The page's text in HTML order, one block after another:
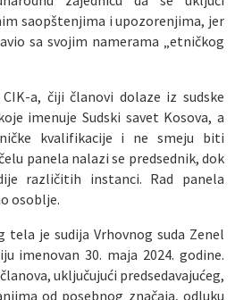
saopštenjima i upozorenjima, jer
sa svojim namerama „etničkog
a, čiji članovi dolaze iz sudske
imenuje Sudski savet Kosova, a
kvalifikacije i ne smeju biti
panela nalazi se predsednik, dok
različitih instanci. Rad panela
osoblje.
tela je sudija Vrhovnog suda Zenel
imenovan 30. maja 2024. godine.
uključujući predsedavajućeg,
od posebnog značaja, odluku